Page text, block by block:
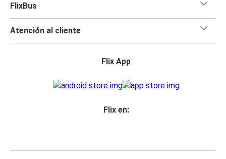
FlixBus
Atención al cliente
Flix App
Flix en: